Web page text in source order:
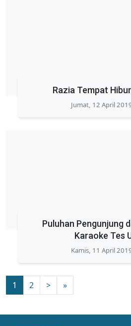
Razia Tempat
Jumat, 12 April
Puluhan Pengunjung
Karaoke Tes
Kamis, 11 April
1 2 > »